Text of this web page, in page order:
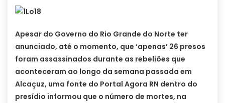
Apesar do Governo do Rio Grande do Norte ter
anunciado, até o momento, que ‘apenas’ 26 presos
foram assassinados durante as rebeliões que
aconteceram ao longo da semana passada em
Alcaçuz, uma fonte do Portal Agora RN dentro do
presídio informou que o número de mortes, na